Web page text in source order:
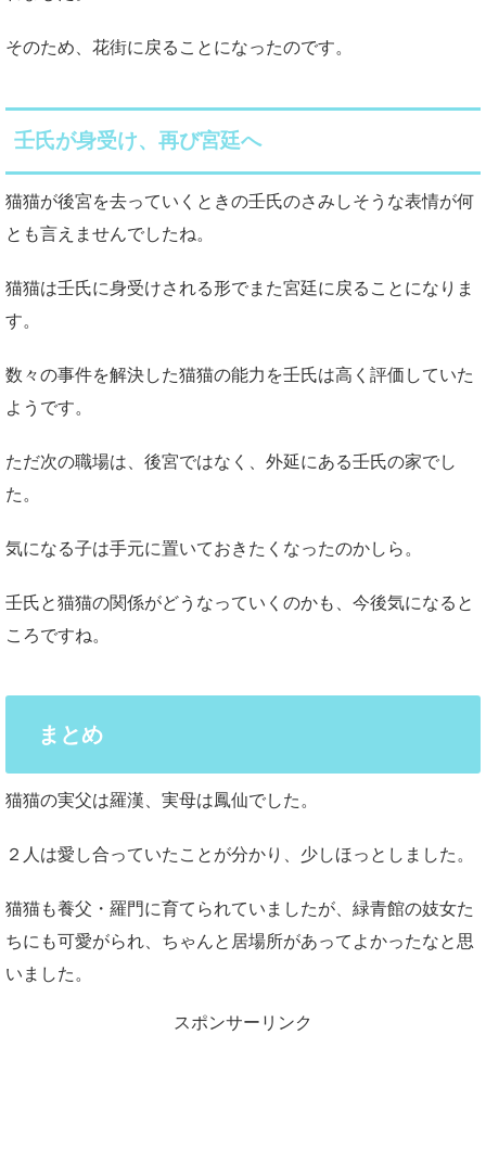
そのため、花街に戻ることになったのです。
壬氏が身受け、再び宮廷へ
猫猫が後宮を去っていくときの壬氏のさみしそうな表情が何
とも言えませんでしたね。
猫猫は壬氏に身受けされる形でまた宮廷に戻ることになりま
す。
数々の事件を解決した猫猫の能力を壬氏は高く評価していた
ようです。
ただ次の職場は、後宮ではなく、外延にある壬氏の家でし
た。
気になる子は手元に置いておきたくなったのかしら。
壬氏と猫猫の関係がどうなっていくのかも、今後気になると
ころですね。
まとめ
猫猫の実父は羅漢、実母は鳳仙でした。
２人は愛し合っていたことが分かり、少しほっとしました。
猫猫も養父・羅門に育てられていましたが、緑青館の妓女た
ちにも可愛がられ、ちゃんと居場所があってよかったなと思
いました。
スポンサーリンク